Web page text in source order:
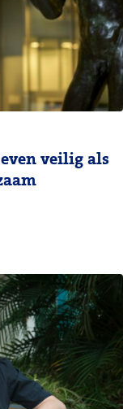
veilig als